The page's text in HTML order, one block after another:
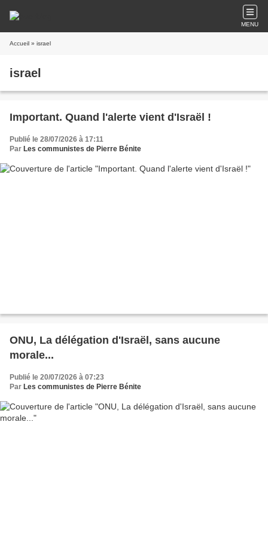
MENU
Accueil » israel
israel
Important. Quand l'alerte vient d'Israël !
Publié le 28/07/2026 à 17:11
Par Les communistes de Pierre Bénite
ONU, La délégation d'Israël, sans aucune
morale...
Publié le 20/07/2026 à 07:23
Par Les communistes de Pierre Bénite